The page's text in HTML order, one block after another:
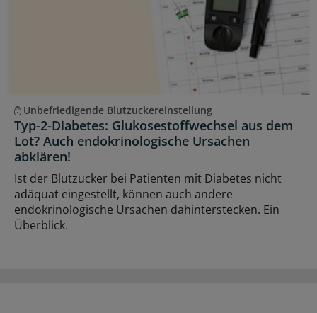
Unbefriedigende Blutzuckereinstellung
Typ-2-Diabetes: Glukosestoffwechsel aus dem
Lot? Auch endokrinologische Ursachen
abklären!
Ist der Blutzucker bei Patienten mit Diabetes nicht
adäquat eingestellt, können auch andere
endokrinologische Ursachen dahinterstecken. Ein
Überblick.